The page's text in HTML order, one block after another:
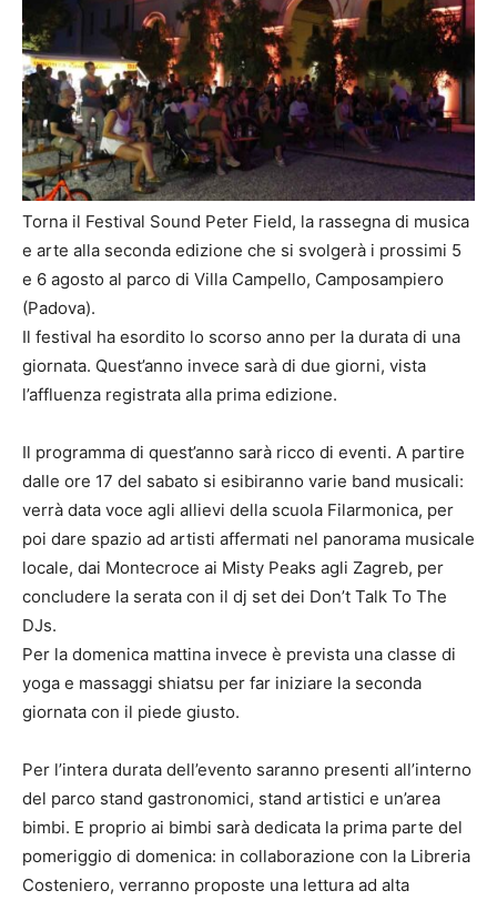
Torna il Festival Sound Peter Field, la rassegna di musica
e arte alla seconda edizione che si svolgerà i prossimi 5
e 6 agosto al parco di Villa Campello, Camposampiero
(Padova).
Il festival ha esordito lo scorso anno per la durata di una
giornata. Quest’anno invece sarà di due giorni, vista
l’affluenza registrata alla prima edizione.
Il programma di quest’anno sarà ricco di eventi. A partire
dalle ore 17 del sabato si esibiranno varie band musicali:
verrà data voce agli allievi della scuola Filarmonica, per
poi dare spazio ad artisti affermati nel panorama musicale
locale, dai Montecroce ai Misty Peaks agli Zagreb, per
concludere la serata con il dj set dei Don’t Talk To The
DJs.
Per la domenica mattina invece è prevista una classe di
yoga e massaggi shiatsu per far iniziare la seconda
giornata con il piede giusto.
Per l’intera durata dell’evento saranno presenti all’interno
del parco stand gastronomici, stand artistici e un’area
bimbi. E proprio ai bimbi sarà dedicata la prima parte del
pomeriggio di domenica: in collaborazione con la Libreria
Costeniero, verranno proposte una lettura ad alta